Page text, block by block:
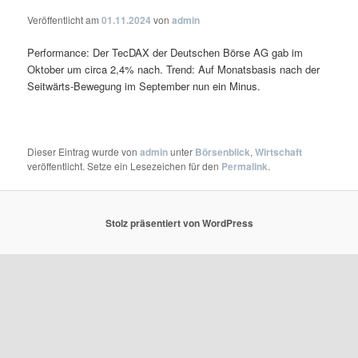
Veröffentlicht am01.11.2024 vonadmin
Performance: Der TecDAX der Deutschen Börse AG gab im
Oktober um circa 2,4% nach. Trend: Auf Monatsbasis nach der
Seitwärts-Bewegung im September nun ein Minus.
Dieser Eintrag wurde vonadminunter Börsenblick,Wirtschaft
veröffentlicht. Setze ein Lesezeichen für den Permalink.
Stolz präsentiert von WordPress